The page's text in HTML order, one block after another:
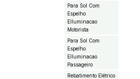
Para Sol Com
Espelho
EIluminacao
Motorista
Para Sol Com
Espelho
EIluminacao
Passageiro
Rebatimento Elétrico